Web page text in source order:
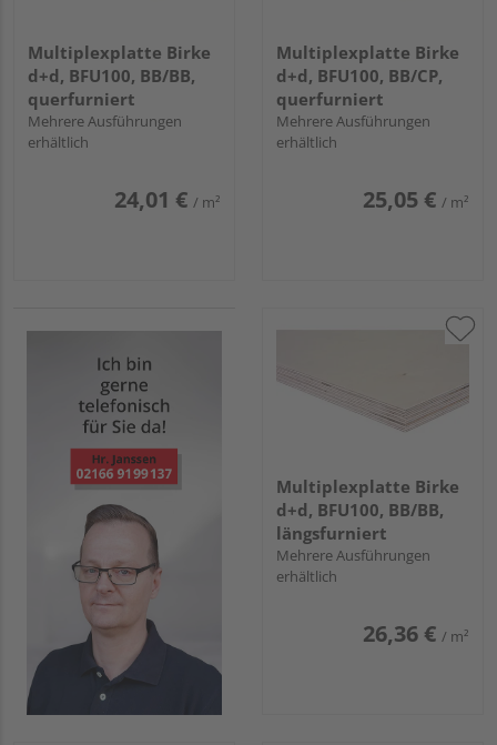
Multiplexplatte Birke
d+d, BFU100, BB/BB,
querfurniert
Mehrere Ausführungen
erhältlich
24,01 € / m²
Multiplexplatte Birke
d+d, BFU100, BB/CP,
querfurniert
Mehrere Ausführungen
erhältlich
25,05 € / m²
Multiplexplatte Birke
d+d, BFU100, BB/BB,
längsfurniert
Mehrere Ausführungen
erhältlich
26,36 € / m²